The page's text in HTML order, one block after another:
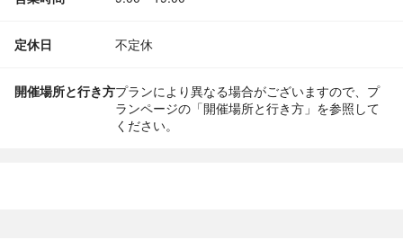
定休日 不定休
開催場所と行き方プランにより異なる場合がございますので、プ
ランページの「開催場所と行き方」を参照して
ください。